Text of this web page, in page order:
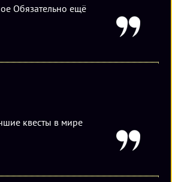
Обязательно ещё
квесты в мире